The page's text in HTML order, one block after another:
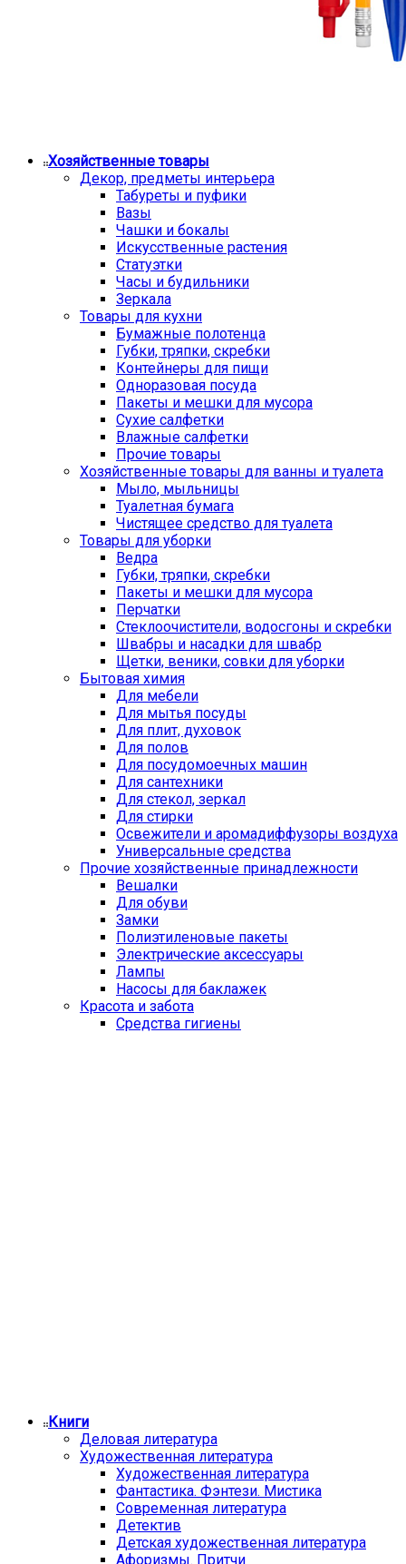
Хозяйственные товары
Декор, предметы интерьера
Табуреты и пуфики
Вазы
Чашки и бокалы
Искусственные растения
Статуэтки
Часы и будильники
Зеркала
Товары для кухни
Бумажные полотенца
Губки, тряпки, скребки
Контейнеры для пищи
Одноразовая посуда
Пакеты и мешки для мусора
Сухие салфетки
Влажные салфетки
Прочие товары
Хозяйственные товары для ванны и туалета
Мыло, мыльницы
Туалетная бумага
Чистящее средство для туалета
Товары для уборки
Ведра
Губки, тряпки, скребки
Пакеты и мешки для мусора
Перчатки
Стеклоочистители, водосгоны и скребки
Швабры и насадки для швабр
Щетки, веники, совки для уборки
Бытовая химия
Для мебели
Для мытья посуды
Для плит, духовок
Для полов
Для посудомоечных машин
Для сантехники
Для стекол, зеркал
Для стирки
Освежители и аромадиффузоры воздуха
Универсальные средства
Прочие хозяйственные принадлежности
Вешалки
Для обуви
Замки
Полиэтиленовые пакеты
Электрические аксессуары
Лампы
Насосы для баклажек
Красота и забота
Средства гигиены
Книги
Деловая литература
Художественная литература
Художественная литература
Фантастика. Фэнтези. Мистика
Современная литература
Детектив
Детская художественная литература
Афоризмы. Притчи